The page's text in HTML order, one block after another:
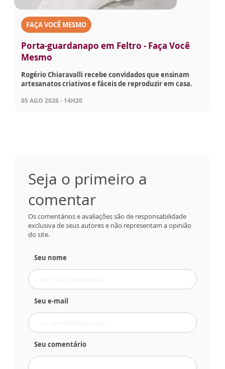
FAÇA VOCÊ MESMO
Porta-guardanapo em Feltro - Faça Você
Mesmo
Rogério Chiaravalli recebe convidados que ensinam
artesanatos criativos e fáceis de reproduzir em casa.
05 AGO 2026 - 14H20
Seja o primeiro a
comentar
Os comentários e avaliações são de responsabilidade
exclusiva de seus autores e não representam a opinião
do site.
Seu nome
Seu e-mail
Seu comentário